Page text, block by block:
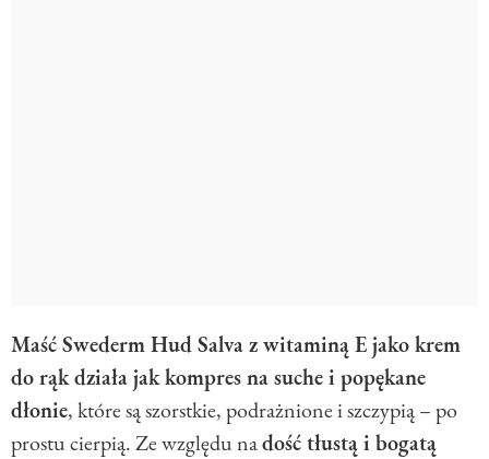
Maść Swederm Hud Salva z witaminą E jako krem
do rąk działa jak kompres na suche i popękane
dłonie, które są szorstkie, podrażnione i szczypią – po
prostu cierpią. Ze względu nadość tłustą i bogatą